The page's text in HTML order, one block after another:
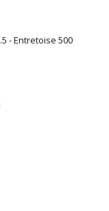
- Entretoise 500